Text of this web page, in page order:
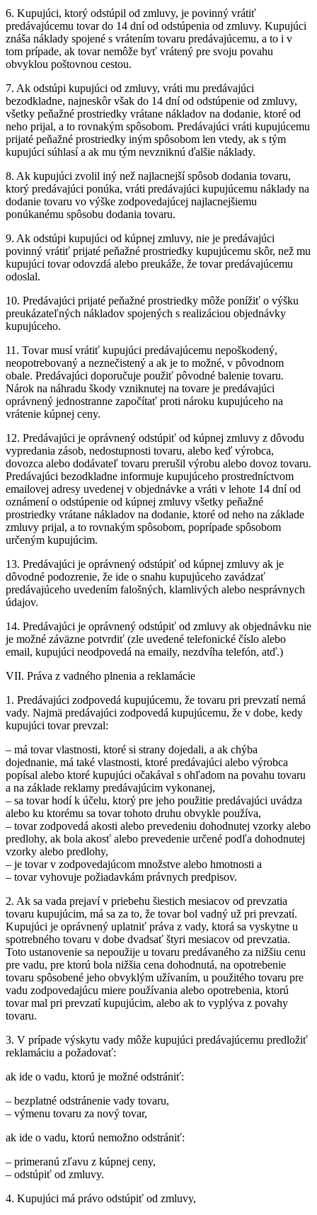
6. Kupujúci, ktorý odstúpil od zmluvy, je povinný vrátiť
predávajúcemu tovar do 14 dní od odstúpenia od zmluvy. Kupujúci
znáša náklady spojené s vrátením tovaru predávajúcemu, a to i v
tom prípade, ak tovar nemôže byť vrátený pre svoju povahu
obvyklou poštovnou cestou.
7. Ak odstúpi kupujúci od zmluvy, vráti mu predávajúci
bezodkladne, najneskôr však do 14 dní od odstúpenie od zmluvy,
všetky peňažné prostriedky vrátane nákladov na dodanie, ktoré od
neho prijal, a to rovnakým spôsobom. Predávajúci vráti kupujúcemu
prijaté peňažné prostriedky iným spôsobom len vtedy, ak s tým
kupujúci súhlasí a ak mu tým nevzniknú ďalšie náklady.
8. Ak kupujúci zvolil iný než najlacnejší spôsob dodania tovaru,
ktorý predávajúci ponúka, vráti predávajúci kupujúcemu náklady na
dodanie tovaru vo výške zodpovedajúcej najlacnejšiemu
ponúkanému spôsobu dodania tovaru.
9. Ak odstúpi kupujúci od kúpnej zmluvy, nie je predávajúci
povinný vrátiť prijaté peňažné prostriedky kupujúcemu skôr, než mu
kupujúci tovar odovzdá alebo preukáže, že tovar predávajúcemu
odoslal.
10. Predávajúci prijaté peňažné prostriedky môže ponížiť o výšku
preukázateľných nákladov spojených s realizáciou objednávky
kupujúceho.
11. Tovar musí vrátiť kupujúci predávajúcemu nepoškodený,
neopotrebovaný a neznečistený a ak je to možné, v pôvodnom
obale. Predávajúci doporučuje použiť pôvodné balenie tovaru.
Nárok na náhradu škody vzniknutej na tovare je predávajúci
oprávnený jednostranne započítať proti nároku kupujúceho na
vrátenie kúpnej ceny.
12. Predávajúci je oprávnený odstúpiť od kúpnej zmluvy z dôvodu
vypredania zásob, nedostupnosti tovaru, alebo keď výrobca,
dovozca alebo dodávateľ tovaru prerušil výrobu alebo dovoz tovaru.
Predávajúci bezodkladne informuje kupujúceho prostredníctvom
emailovej adresy uvedenej v objednávke a vráti v lehote 14 dní od
oznámení o odstúpenie od kúpnej zmluvy všetky peňažné
prostriedky vrátane nákladov na dodanie, ktoré od neho na základe
zmluvy prijal, a to rovnakým spôsobom, poprípade spôsobom
určeným kupujúcim.
13. Predávajúci je oprávnený odstúpiť od kúpnej zmluvy ak je
dôvodné podozrenie, že ide o snahu kupujúceho zavádzať
predávajúceho uvedením falošných, klamlivých alebo nesprávnych
údajov.
14. Predávajúci je oprávnený odstúpiť od zmluvy ak objednávku nie
je možné záväzne potvrdiť (zle uvedené telefonické číslo alebo
email, kupujúci neodpovedá na emaily, nezdvíha telefón, atď.)
VII. Práva z vadného plnenia a reklamácie
1. Predávajúci zodpovedá kupujúcemu, že tovaru pri prevzatí nemá
vady. Najmä predávajúci zodpovedá kupujúcemu, že v dobe, kedy
kupujúci tovar prevzal:
– má tovar vlastnosti, ktoré si strany dojedali, a ak chýba
dojednanie, má také vlastnosti, ktoré predávajúci alebo výrobca
popísal alebo ktoré kupujúci očakával s ohľadom na povahu tovaru
a na základe reklamy predávajúcim vykonanej,
– sa tovar hodí k účelu, ktorý pre jeho použitie predávajúci uvádza
alebo ku ktorému sa tovar tohoto druhu obvykle používa,
– tovar zodpovedá akosti alebo prevedeniu dohodnutej vzorky alebo
predlohy, ak bola akosť alebo prevedenie určené podľa dohodnutej
vzorky alebo predlohy,
– je tovar v zodpovedajúcom množstve alebo hmotnosti a
– tovar vyhovuje požiadavkám právnych predpisov.
2. Ak sa vada prejaví v priebehu šiestich mesiacov od prevzatia
tovaru kupujúcim, má sa za to, že tovar bol vadný už pri prevzatí.
Kupujúci je oprávnený uplatniť práva z vady, ktorá sa vyskytne u
spotrebného tovaru v dobe dvadsať štyri mesiacov od prevzatia.
Toto ustanovenie sa nepoužije u tovaru predávaného za nižšiu cenu
pre vadu, pre ktorú bola nižšia cena dohodnutá, na opotrebenie
tovaru spôsobené jeho obvyklým užívaním, u použitého tovaru pre
vadu zodpovedajúcu miere používania alebo opotrebenia, ktorú
tovar mal pri prevzatí kupujúcim, alebo ak to vyplýva z povahy
tovaru.
3. V prípade výskytu vady môže kupujúci predávajúcemu predložiť
reklamáciu a požadovať:
ak ide o vadu, ktorú je možné odstrániť:
– bezplatné odstránenie vady tovaru,
– výmenu tovaru za nový tovar,
ak ide o vadu, ktorú nemožno odstrániť:
– primeranú zľavu z kúpnej ceny,
– odstúpiť od zmluvy.
4. Kupujúci má právo odstúpiť od zmluvy,